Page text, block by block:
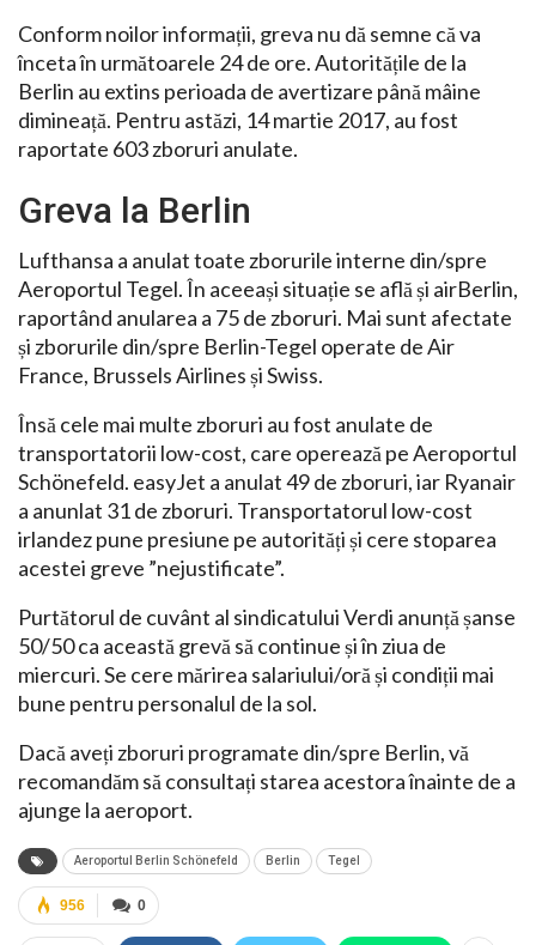
Conform noilor informații, greva nu dă semne că va
înceta în următoarele 24 de ore. Autoritățile de la
Berlin au extins perioada de avertizare până mâine
dimineață. Pentru astăzi, 14 martie 2017, au fost
raportate 603 zboruri anulate.
Greva la Berlin
Lufthansa a anulat toate zborurile interne din/spre
Aeroportul Tegel. În aceeași situație se află și airBerlin,
raportând anularea a 75 de zboruri. Mai sunt afectate
și zborurile din/spre Berlin-Tegel operate de Air
France, Brussels Airlines și Swiss.
Însă cele mai multe zboruri au fost anulate de
transportatorii low-cost, care operează pe Aeroportul
Schönefeld. easyJet a anulat 49 de zboruri, iar Ryanair
a anunlat 31 de zboruri. Transportatorul low-cost
irlandez pune presiune pe autorități și cere stoparea
acestei greve ”nejustificate”.
Purtătorul de cuvânt al sindicatului Verdi anunță șanse
50/50 ca această grevă să continue și în ziua de
miercuri. Se cere mărirea salariului/oră și condiții mai
bune pentru personalul de la sol.
Dacă aveți zboruri programate din/spre Berlin, vă
recomandăm să consultați starea acestora înainte de a
ajunge la aeroport.
Aeroportul Berlin Schönefeld Berlin Tegel
0
956